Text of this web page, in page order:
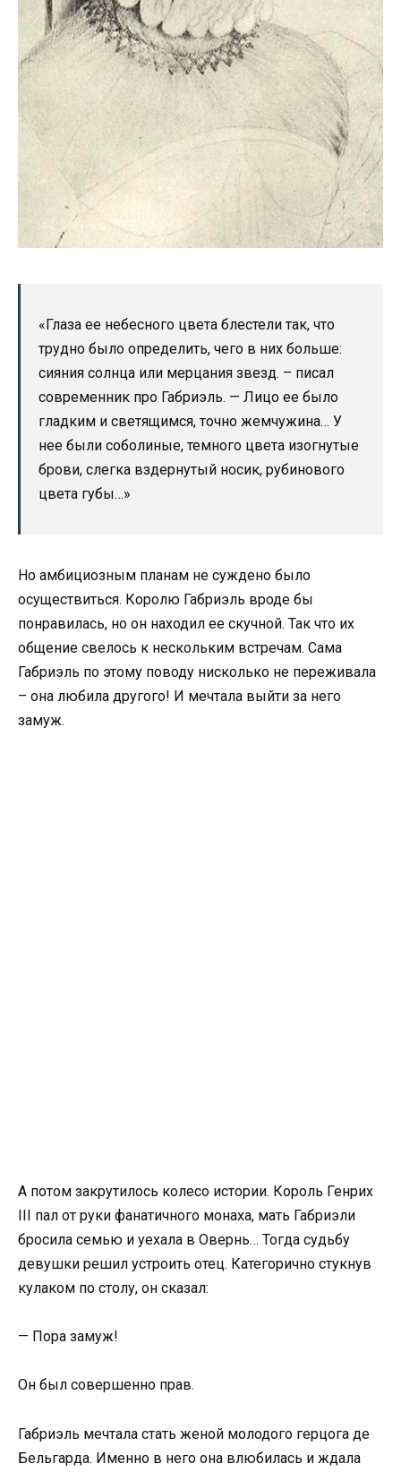
«Глаза ее небесного цвета блестели так, что
трудно было определить, чего в них больше:
сияния солнца или мерцания звезд. – писал
современник про Габриэль. — Лицо ее было
гладким и светящимся, точно жемчужина… У
нее были соболиные, темного цвета изогнутые
брови, слегка вздернутый носик, рубинового
цвета губы…»
Но амбициозным планам не суждено было
осуществиться. Королю Габриэль вроде бы
понравилась, но он находил ее скучной. Так что их
общение свелось к нескольким встречам. Сама
Габриэль по этому поводу нисколько не переживала
– она любила другого! И мечтала выйти за него
замуж.
А потом закрутилось колесо истории. Король Генрих
III пал от руки фанатичного монаха, мать Габриэли
бросила семью и уехала в Овернь… Тогда судьбу
девушки решил устроить отец. Категорично стукнув
кулаком по столу, он сказал:
— Пора замуж!
Он был совершенно прав.
Габриэль мечтала стать женой молодого герцога де
Бельгарда. Именно в него она влюбилась и ждала